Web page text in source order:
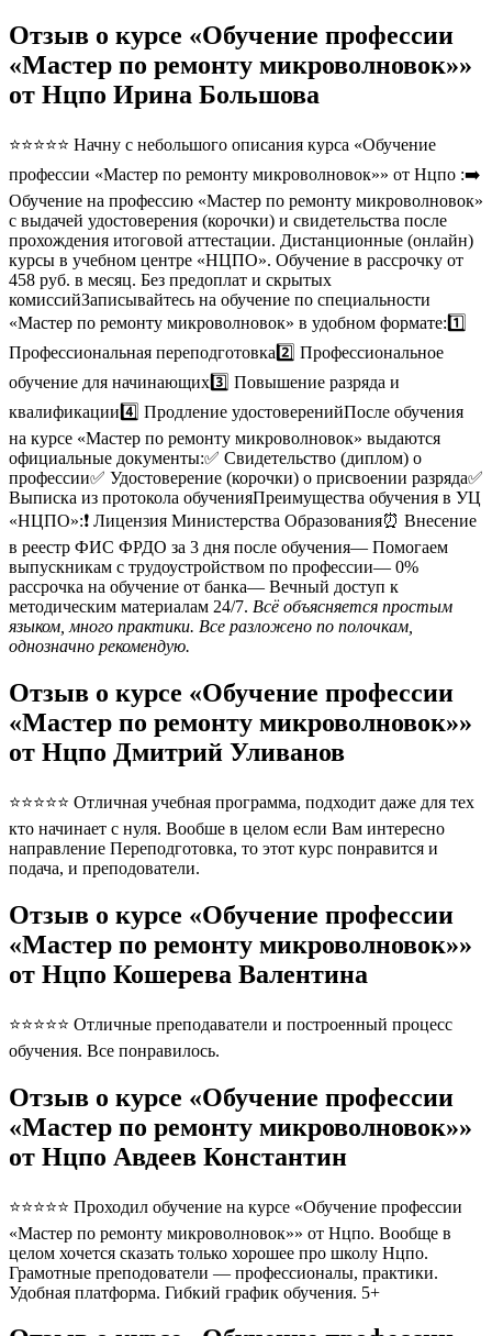
Отзыв о курсе «Обучение профессии
«Мастер по ремонту микроволновок»»
от Нцпо Ирина Большова
⭐⭐⭐⭐⭐ Начну с небольшого описания курса «Обучение
профессии «Мастер по ремонту микроволновок»» от Нцпо :➡️
Обучение на профессию «Мастер по ремонту микроволновок»
с выдачей удостоверения (корочки) и свидетельства после
прохождения итоговой аттестации. Дистанционные (онлайн)
курсы в учебном центре «НЦПО». Обучение в рассрочку от
458 руб. в месяц. Без предоплат и скрытых
комиссийЗаписывайтесь на обучение по специальности
«Мастер по ремонту микроволновок» в удобном формате:1️⃣
Профессиональная переподготовка2️⃣ Профессиональное
обучение для начинающих3️⃣ Повышение разряда и
квалификации4️⃣ Продление удостоверенийПосле обучения
на курсе «Мастер по ремонту микроволновок» выдаются
официальные документы:✅ Свидетельство (диплом) о
профессии✅ Удостоверение (корочки) о присвоении разряда✅
Выписка из протокола обученияПреимущества обучения в УЦ
«НЦПО»:❗️ Лицензия Министерства Образования⏰ Внесение
в реестр ФИС ФРДО за 3 дня после обучения— Помогаем
выпускникам с трудоустройством по профессии— 0%
рассрочка на обучение от банка— Вечный доступ к
методическим материалам 24/7. Всё объясняется простым
языком, много практики. Все разложено по полочкам,
однозначно рекомендую.
Отзыв о курсе «Обучение профессии
«Мастер по ремонту микроволновок»»
от Нцпо Дмитрий Уливанов
⭐⭐⭐⭐⭐ Отличная учебная программа, подходит даже для тех
кто начинает с нуля. Вообше в целом если Вам интересно
направление Переподготовка, то этот курс понравится и
подача, и преподователи.
Отзыв о курсе «Обучение профессии
«Мастер по ремонту микроволновок»»
от Нцпо Кошерева Валентина
⭐⭐⭐⭐⭐ Отличные преподаватели и построенный процесс
обучения. Все понравилось.
Отзыв о курсе «Обучение профессии
«Мастер по ремонту микроволновок»»
от Нцпо Авдеев Константин
⭐⭐⭐⭐⭐ Проходил обучение на курсе «Обучение профессии
«Мастер по ремонту микроволновок»» от Нцпо. Вообще в
целом хочется сказать только хорошее про школу Нцпо.
Грамотные преподователи — профессионалы, практики.
Удобная платформа. Гибкий график обучения. 5+